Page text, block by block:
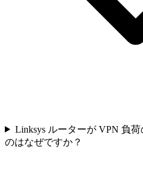
Linksys ルーターが VPN 負
のはなぜですか？